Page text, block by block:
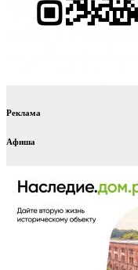
Реклама
Афиша